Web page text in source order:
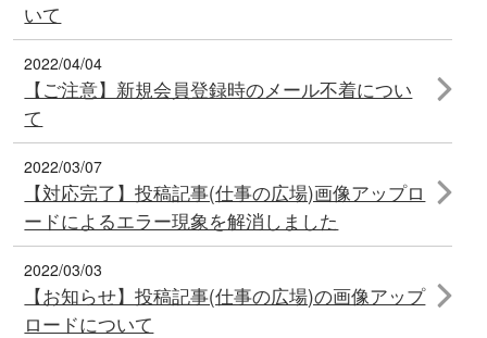
いて
2022/04/04
【ご注意】新規会員登録時のメール不着につい
て
2022/03/07
【対応完了】投稿記事(仕事の広場)画像アップロ
ードによるエラー現象を解消しました
2022/03/03
【お知らせ】投稿記事(仕事の広場)の画像アップ
ロードについて